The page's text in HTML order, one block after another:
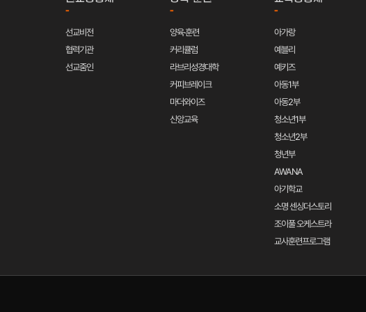
-
선교비전
협력기관
선교줌인
-
양육·훈련
커리큘럼
라브리성경대학
커피브레이크
마더와이즈
신앙교육
-
아가랑
예블리
예키즈
아동1부
아동2부
청소년1부
청소년2부
청년부
AWANA
아기학교
소명 센싱더스토리
조이풀 오케스트라
교사훈련프로그램